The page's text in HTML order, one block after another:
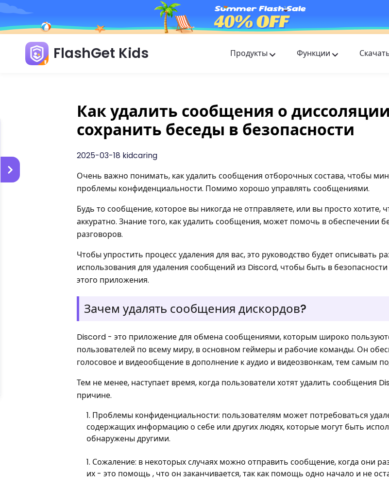
FlashGet Kids Продукты
FlashGet Finder
Антиугонная безопасность вашего
наша ответственность.
Функции
Как удалить сообщения о
сохранить беседы в безопасности
2025-03-18 kidcaring
Очень важно понимать, как удалить сообщения отборочных состава, чтобы
проблемы конфиденциальности. Помимо хорошо управлять сообщениями.
Будь то сообщение, которое вы никогда не отправляете, или вы просто хотите,
аккуратно. Знание того, как удалить сообщения, может помочь в обеспечении
разговоров.
Чтобы упростить процесс удаления для вас, это руководство будет описывать
использования для удаления сообщений из Discord, чтобы быть в
этого приложения.
Зачем удалять сообщения дискордов?
Discord - это приложение для обмена сообщениями, которым широко
пользователей по всему миру, в основном геймеры и рабочие команды. Он
голосовое и видеообщение в дополнение к аудио и видеозвонкам, тем самым
Тем не менее, наступает время, когда пользователи хотят удалить сообщения
причине.
Проблемы конфиденциальности: пользователям может потребоваться
содержащих информацию о себе или других людях, которые могут быть
обнаружены другими.
Сожаление: в некоторых случаях можно отправить сообщение, когда они
их - это помощь , что он заканчивается, так как помощь одно начало и не